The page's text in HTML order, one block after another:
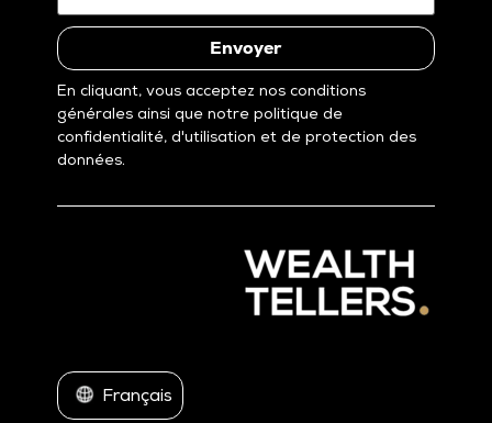
Envoyer
En cliquant, vous acceptez nos conditions
générales ainsi que notre politique de
confidentialité, d'utilisation et de protection des
données.
Français